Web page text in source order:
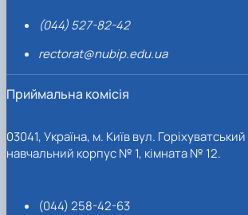
(044) 527-82-42
rectorat@nubip.edu.ua
Приймальна комісія
03041, Україна, м. Київ вул.
навчальний корпус № 1, кімната № 12.
(044) 258-42-63